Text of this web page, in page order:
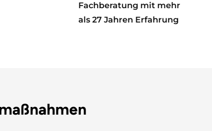
Fachberatung mit mehr
als 27 Jahren Erfahrung